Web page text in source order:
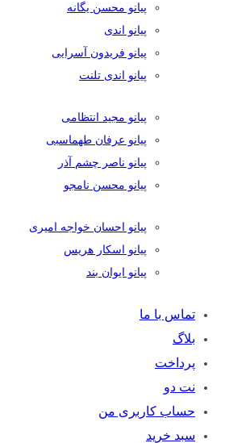
پیانو محسن یگانه
پیانو اندی
پیانو فریدون آسرایی
پیانو اندی تلنت
پیانو مجید انتظامی
پیانو عرفان طهماسبی
پیانو ناصر چشم آذر
پیانو محسن نامجو
پیانو احسان خواجه امیری
پیانو اسکار هریس
پیانو ایوان بند
تماس با ما
بلاگ
پرداخت
نت دو
حساب کاربری من
سبد خرید